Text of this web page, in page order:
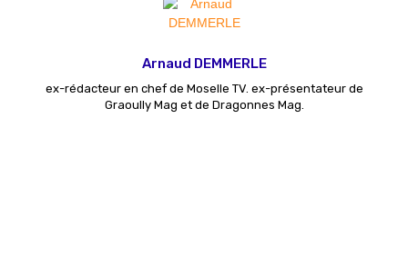
Arnaud DEMMERLE
ex-rédacteur en chef de Moselle TV. ex-présentateur de
Graoully Mag et de Dragonnes Mag.